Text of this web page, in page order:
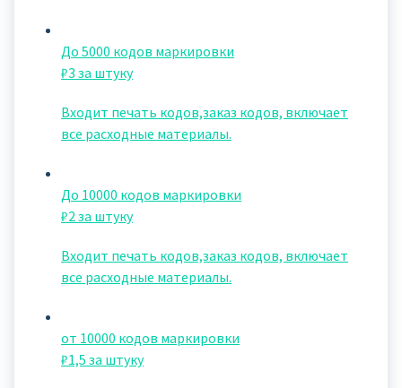
До 5000 кодов маркировки
₽3 за штуку
Входит печать кодов,заказ кодов, включает
все расходные материалы.
До 10000 кодов маркировки
₽2 за штуку
Входит печать кодов,заказ кодов, включает
все расходные материалы.
от 10000 кодов маркировки
₽1,5 за штуку